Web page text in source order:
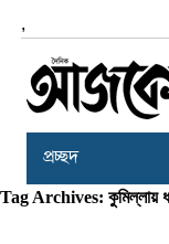
,
প্রচ্ছদ
Tag Archives: কুমিল্লায়